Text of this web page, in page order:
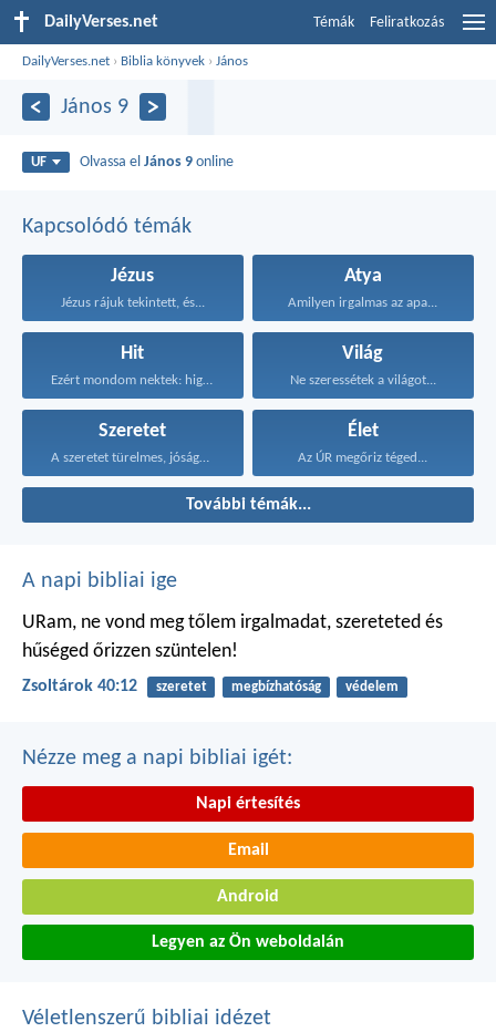
DailyVerses.net Témák Feliratkozás
DailyVerses.net › Biblia könyvek ›János
János 9
UF Olvassa elJános 9 online
Kapcsolódó témák
Jézus
Jézus rájuk tekintett, és...
Atya
Amilyen irgalmas az apa...
Hit
Ezért mondom nektek: higgyétek...
Világ
Ne szeressétek a világot...
Szeretet
A szeretet türelmes, jóságos...
Élet
Az ÚR megőriz téged...
További témák...
A napi bibliai ige
URam, ne vond meg tőlem irgalmadat, szereteted és
hűséged őrizzen szüntelen!
Zsoltárok 40:12 szeretet megbízhatóság védelem
Nézze meg a napi bibliai igét:
Napi értesítés
Email
Android
Legyen az Ön weboldalán
Véletlenszerű bibliai idézet